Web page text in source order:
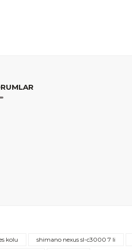
kolu shimano nexus sl-c3000 7 li